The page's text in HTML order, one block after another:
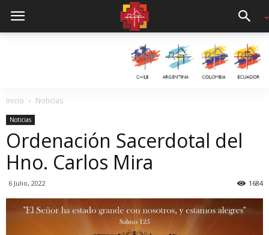
Inicio Noticias
Noticias
Ordenación Sacerdotal del
Hno. Carlos Mira
6 Julio, 2022 1684